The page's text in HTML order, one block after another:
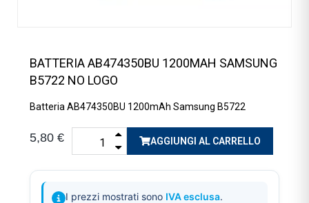
BATTERIA AB474350BU 1200MAH SAMSUNG
B5722 NO LOGO
Batteria AB474350BU 1200mAh Samsung B5722
5,80 € AGGIUNGI AL CARRELLO
I prezzi mostrati sono IVA esclusa.